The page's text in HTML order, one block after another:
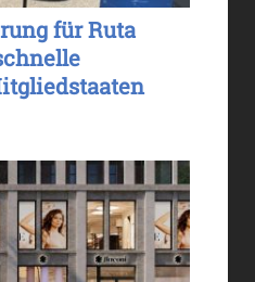
für Ruta